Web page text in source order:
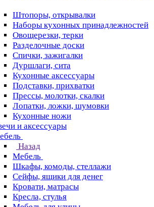
Штопоры, открывалки
Наборы кухонных принадлежностей
Овощерезки, терки
Разделочные доски
Спички, зажигалки
Дуршлаги, сита
Кухонные аксессуары
Подставки, прихватки
Прессы, молотки, скалки
Лопатки, ложки, шумовки
Кухонные ножи
и аксессуары
Назад
Мебель
Шкафы, комоды, стеллажи
Сейфы, ящики для денег
Кровати, матрасы
Кресла, стулья